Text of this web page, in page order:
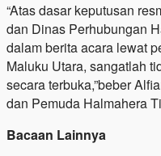
“Atas dasar keputusan
dan Dinas Perhubungan
dalam berita acara lewat
Maluku Utara, sangatlah
secara terbuka,”beber
dan Pemuda Halmahera
Bacaan Lainnya